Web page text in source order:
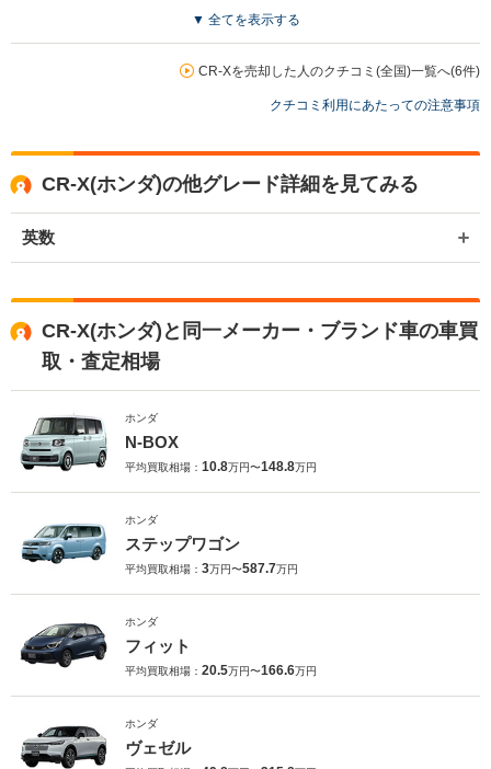
若干ではありますが、 高く買い取ってもらえたので、良かったです。
▼ 全てを表示する
CR-Xを売却した人のクチコミ(全国)一覧へ(6件)
クチコミ利用にあたっての注意事項
CR-X(ホンダ)の他グレード詳細を見てみる
英数
CR-X(ホンダ)と同一メーカー・ブランド車の車買
取・査定相場
ホンダ
N-BOX
平均買取相場： 10.8万円〜148.8万円
ホンダ
ステップワゴン
平均買取相場： 3万円〜587.7万円
ホンダ
フィット
平均買取相場： 20.5万円〜166.6万円
ホンダ
ヴェゼル